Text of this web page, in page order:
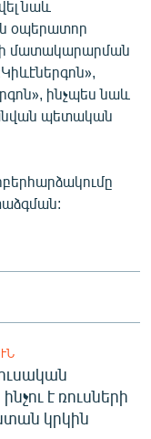
նաև
օպերատոր
մատակարարման
ինչպես նաև
պետական
է ռուսների
կրկին